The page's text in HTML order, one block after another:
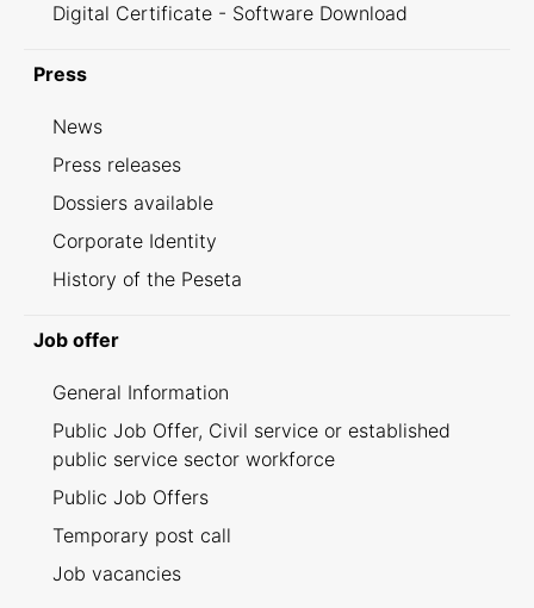
Digital Certificate - Software Download
Press
News
Press releases
Dossiers available
Corporate Identity
History of the Peseta
Job offer
General Information
Public Job Offer, Civil service or established
public service sector workforce
Public Job Offers
Temporary post call
Job vacancies